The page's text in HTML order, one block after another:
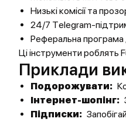
Низькі комісії та
24/7 Telegram-
Реферальна програма
Ці інструменти роблять
Приклади
Подорожувати:
Інтернет-шопінг:
Підписки: